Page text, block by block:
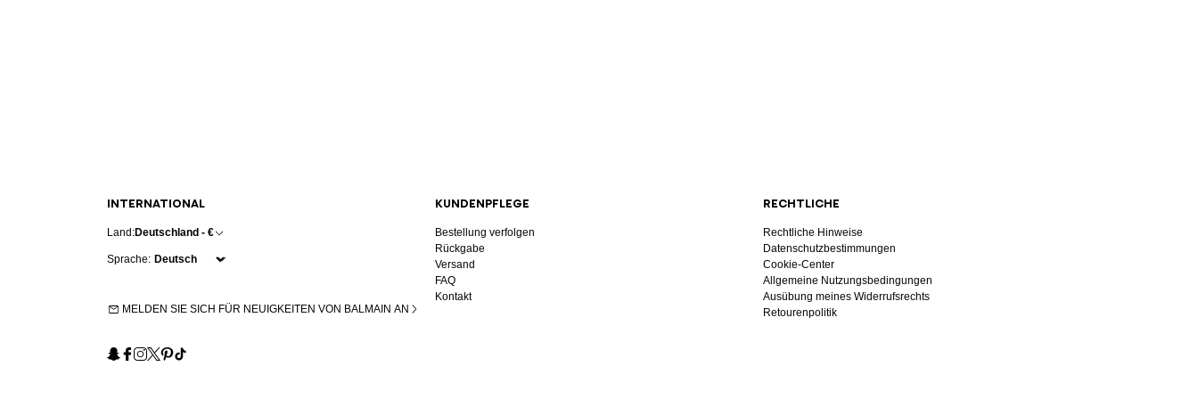
INTERNATIONAL
Land:Deutschland - €
Sprache:
MELDEN SIE SICH FÜR NEUIGKEITEN VON BALMAIN AN
Snapchat
Facebook
Instagram
X Pinterest
TikTok
KUNDENPFLEGE
Bestellung verfolgen
Rückgabe
Versand
FAQ
Kontakt
RECHTLICHE
Rechtliche Hinweise
Datenschutzbestimmungen
Cookie-Center
Allgemeine Nutzungsbedingungen
Ausübung meines Widerrufsrechts
Retourenpolitik